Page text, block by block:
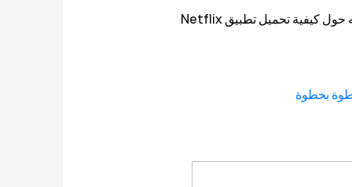
لقد استخدمت أجهزة هواوي لأكثر من عشر سنوات. في هذا المقال، سأشارك معكم كل ما تحتاجون لمعرفته حول كيفية تحميل تطبيق Netflix